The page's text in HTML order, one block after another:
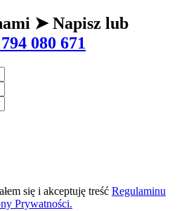
➤ Napisz lub
080 671
się i akceptuję treść Regulaminu
Prywatności.